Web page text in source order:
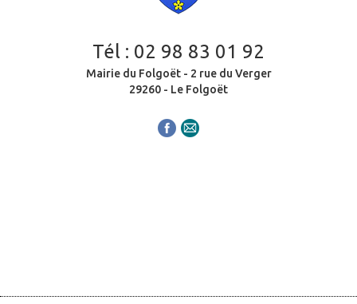
Tél : 02 98 83 01 92
Mairie du Folgoët - 2 rue du Verger
29260 - Le Folgoët